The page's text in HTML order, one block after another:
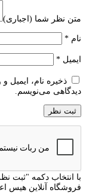
متن نظر شما (اجباری)
نام *
ایمیل *
ذخیره نام، ایمیل
دیدگاهی می‌نویسم.
با انتخاب دکمه "ثبت
فروشگاه آنلاین هیس